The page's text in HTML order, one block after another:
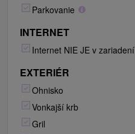
Parkovanie
INTERNET
Internet NIE JE v zariadení
EXTERIÉR
Ohnisko
Vonkajší krb
Gril